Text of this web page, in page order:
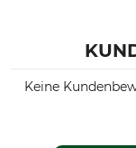
Keine